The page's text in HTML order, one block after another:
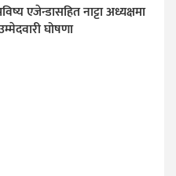
एजेन्डासहित नाट्टा अध्यक्षमा
घोषणा